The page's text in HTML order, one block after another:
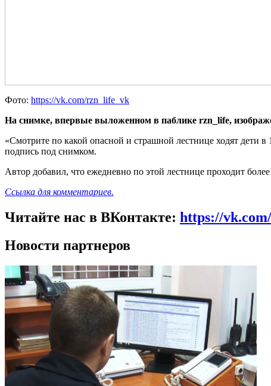
Фото: https://vk.com/rzn_life_vk
На снимке, впервые выложенном в паблике rzn_life,
«Смотрите по какой опасной и страшной лестнице ходят дети
подпись под снимком.
Автор добавил, что ежедневно по этой лестнице проходит
Ссылка для комментариев.
Читайте нас в ВКонтакте: https://
Новости партнеров